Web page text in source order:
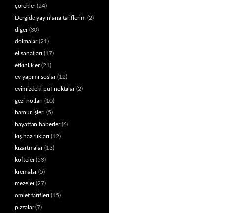
çörekler(24)
Dergide yayınlana tariflerim (2)
diğer(30)
dolmalar(21)
el sanatları (17)
etkinlikler(21)
ev yapımı soslar(12)
evimizdeki püf noktalar(2)
gezi notları (10)
hamur işleri (5)
hayattan haberler(6)
kış hazırlıkları (12)
kızartmalar(13)
köfteler(53)
kremalar(5)
mezeler(27)
omlet tarifleri (15)
pizzalar(7)